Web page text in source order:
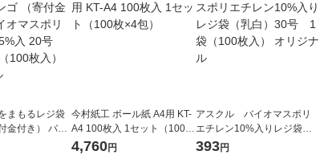
まもるレジ袋
金付き） バイ
チレン25%入 2
今村紙工 ボール紙 A4用 KT-
A4 100枚入 1セット（100枚
×4包）
4,760円
アスクル バイオマスポリ
エチレン10%入りレジ袋
（乳白）30号 1袋（100枚
393円